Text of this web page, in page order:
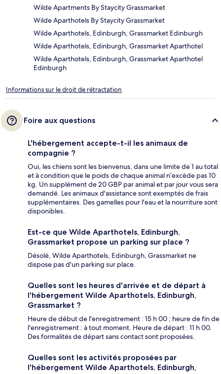
Wilde Apartments By Staycity Grassmarket
Wilde Aparthotels By Staycity Grassmarket
Wilde Aparthotels, Edinburgh, Grassmarket Edinburgh
Wilde Aparthotels, Edinburgh, Grassmarket Aparthotel
Wilde Aparthotels, Edinburgh, Grassmarket Aparthotel
Edinburgh
Informations sur le droit de rétractation
Foire aux questions
L'hébergement accepte-t-il les animaux de
compagnie ?
Oui, les chiens sont les bienvenus, dans une limite de 1 au total
et à condition que le poids de chaque animal n’excède pas 10
kg. Un supplément de 20 GBP par animal et par jour vous sera
demandé. Les animaux d'assistance sont exemptés de frais
supplémentaires. Des gamelles pour l'eau et la nourriture sont
disponibles.
Est-ce que Wilde Aparthotels, Edinburgh,
Grassmarket propose un parking sur place ?
Désolé, Wilde Aparthotels, Edinburgh, Grassmarket ne
dispose pas d'un parking sur place.
Quelles sont les heures d'arrivée et de départ à
l'hébergement Wilde Aparthotels, Edinburgh,
Grassmarket ?
Heure de début de l'enregistrement : 15 h 00 ; heure de fin de
l'enregistrement : à tout moment. Heure de départ : 11 h 00.
Des formalités de départ sans contact sont proposées.
Quelles sont les activités proposées par
l'hébergement Wilde Aparthotels, Edinburgh,